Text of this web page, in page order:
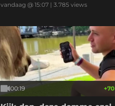
esteden
vandaag @ 15:07| 3.785views
00:19 +70